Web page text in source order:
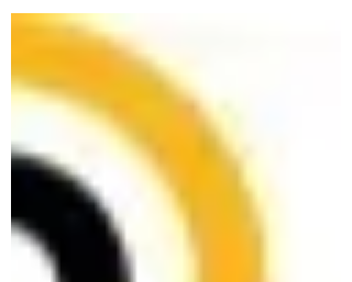
Maandag 31 oktober heeft raymond
bekker voor CHEMConsult de Gouden
Helm Award in ontvangst mogen nemen!